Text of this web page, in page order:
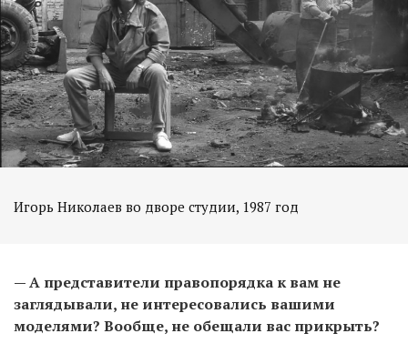
Игорь Николаев во дворе студии, 1987 год
— А представители правопорядка к вам не
заглядывали, не интересовались вашими
моделями? Вообще, не обещали вас прикрыть?